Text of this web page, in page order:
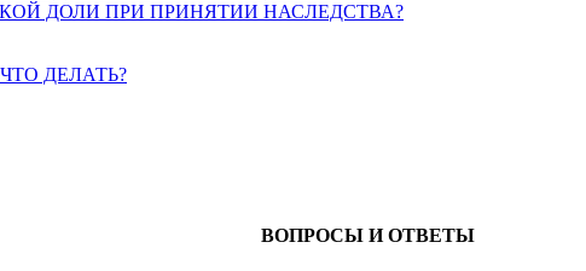
ДОЛИ ПРИ ПРИНЯТИИ НАСЛЕДСТВА?
ДЕЛАТЬ?
ВОПРОСЫ И ОТВЕТЫ